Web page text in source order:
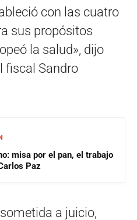
con las cuatro
sus propósitos
la salud», dijo
fiscal Sandro
misa por el pan, el trabajo
Paz
a juicio,